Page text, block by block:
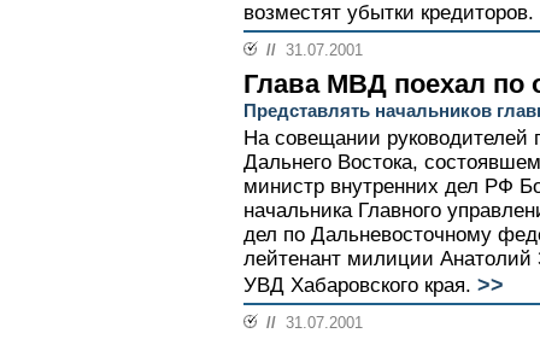
возместят убытки кредиторов.
// 31.07.2001
Глава МВД поехал по
Представлять начальников
На совещании руководителей
Дальнего Востока,
министр внутренних дел РФ
начальника Главного
дел по Дальневосточному
лейтенант милиции Анатолий
УВД Хабаровского края. >>
// 31.07.2001